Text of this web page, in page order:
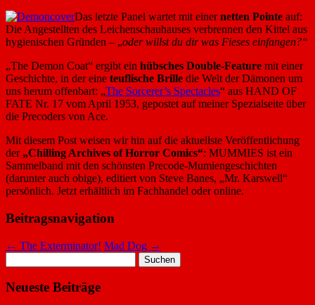
Das letzte Panel wartet mit einernetten Pointe auf:
Die Angestellten des Leichenschauhauses verbrennen den Kittel aus
hygienischen Gründen – „oder willst du dir was Fieses einfangen?“
„The Demon Coat“ ergibt ein hübsches Double-Feature mit einer
Geschichte, in der eine teuflische Brille die Welt der Dämonen um
uns herum offenbart: „The Sorcerer’s Spectacles“ aus HAND OF
FATE Nr. 17 vom April 1953, gepostet auf meiner Spezialseite über
die Precoders von Ace.
Mit diesem Post weisen wir hin auf die aktuellste Veröffentlichung
der „Chilling Archives of Horror Comics“: MUMMIES ist ein
Sammelband mit den schönsten Precode-Mumiengeschichten
(darunter auch obige), editiert von Steve Banes, „Mr. Karswell“
persönlich. Jetzt erhältlich im Fachhandel oder online.
Beitragsnavigation
← The Exterminator! Mad Dog →
nach:
Neueste Beiträge